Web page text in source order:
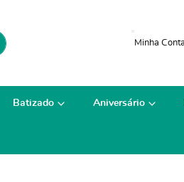
Batizado Aniversário